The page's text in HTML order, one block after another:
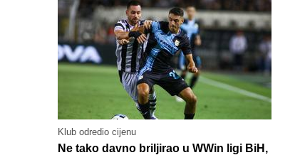
Klub odredio cijenu
Ne tako davno briljirao u WWin ligi BiH,